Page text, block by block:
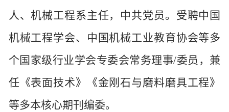
人、机械工程系主任，中共党员。受聘中国
机械工程学会、中国机械工业教育协会等多
个国家级行业学会专委会常务理事/委员，兼
任《表面技术》《金刚石与磨料磨具工程》
等多本核心期刊编委。